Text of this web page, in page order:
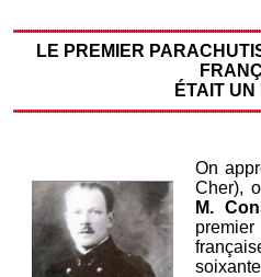
LE PREMIER
ÉTAIT UN
On
Cher),
M.